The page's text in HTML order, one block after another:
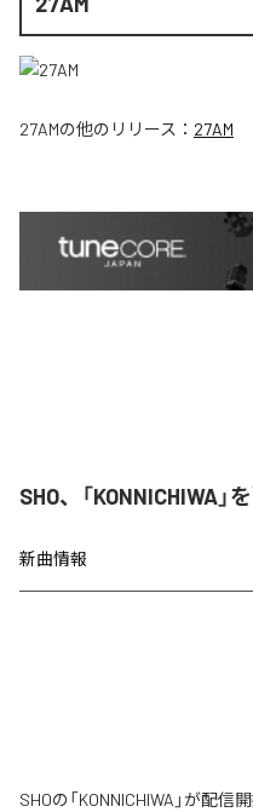
27AMの他のリリース： 27AM
SHO、「KONNICHIWA」
新曲情報
SHOの「KONNICHIWA」が配